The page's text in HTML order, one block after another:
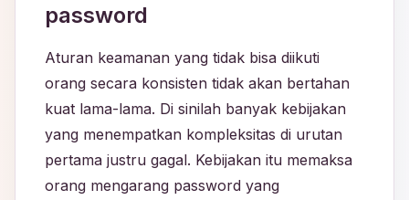
password
Aturan keamanan yang tidak bisa diikuti
orang secara konsisten tidak akan bertahan
kuat lama-lama. Di sinilah banyak kebijakan
yang menempatkan kompleksitas di urutan
pertama justru gagal. Kebijakan itu memaksa
orang mengarang password yang